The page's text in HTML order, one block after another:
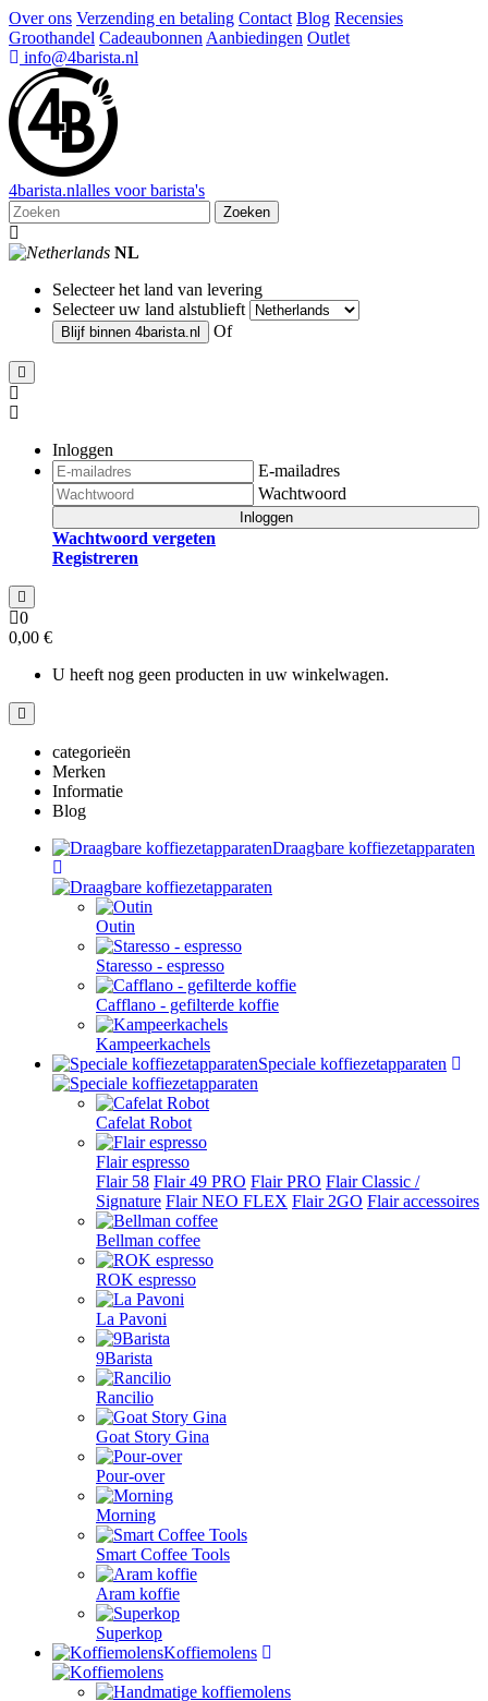
Over ons Verzending en betaling Contact Blog Recensies
Groothandel Cadeaubonnen Aanbiedingen Outlet
info@4barista.nl
4barista.nlalles voor barista's
Zoeken
NL
Selecteer het land van levering
Selecteer uw land alstublieft
Blijf binnen 4barista.nl Of
Inloggen
E-mailadres
Wachtwoord
Inloggen
Wachtwoord vergeten
Registreren
0
0,00 €
U heeft nog geen producten in uw winkelwagen.
categorieën
Merken
Informatie
Blog
Draagbare koffiezetapparaten
Outin
Staresso - espresso
Cafflano - gefilterde koffie
Kampeerkachels
Speciale koffiezetapparaten
Cafelat Robot
Flair espresso
Flair 58 Flair 49 PRO Flair PRO Flair Classic /
Signature Flair NEO FLEX Flair 2GO Flair accessoires
Bellman coffee
ROK espresso
La Pavoni
9Barista
Rancilio
Goat Story Gina
Pour-over
Morning
Smart Coffee Tools
Aram koffie
Superkop
Koffiemolens